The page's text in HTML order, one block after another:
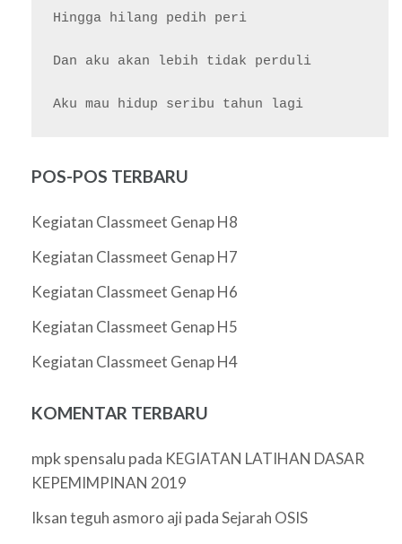
Hingga hilang pedih peri
Dan aku akan lebih tidak perduli
POS-POS TERBARU
Kegiatan Classmeet Genap H8
Kegiatan Classmeet Genap H7
Kegiatan Classmeet Genap H6
Kegiatan Classmeet Genap H5
Kegiatan Classmeet Genap H4
KOMENTAR TERBARU
mpk spensalu pada KEGIATAN LATIHAN DASAR
KEPEMIMPINAN 2019
Iksan teguh asmoro aji padaSejarah OSIS